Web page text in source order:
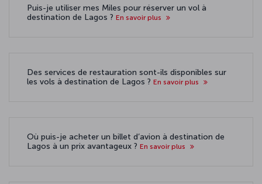
Puis-je utiliser mes Miles pour réserver un vol à
destination de Lagos ? En savoir plus
Des services de restauration sont-ils disponibles sur
les vols à destination de Lagos ? En savoir plus
Où puis-je acheter un billet d’avion à destination de
Lagos à un prix avantageux ? En savoir plus